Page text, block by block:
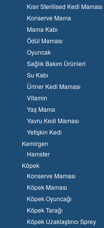
Kısır Sterilised Kedi Maması
Konserve Mama
Mama Kabı
Ödül Maması
Oyuncak
Sağlık Bakım Ürünleri
Su Kabı
Üriner Kedi Maması
Vitamin
Yaş Mama
Yavru Kedi Maması
Yetişkin Kedi
Kemirgen
Hamster
Köpek
Konserve Maması
Köpek Maması
Köpek Oyuncağı
Köpek Tarağı
Köpek Uzaklaştırıcı Sprey